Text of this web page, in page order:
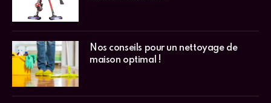
Nos conseils pour un nettoyage de
maison optimal !